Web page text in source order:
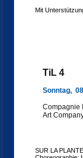
Mit
TiL 4
Sonntag,
Compagnie
Art
SUR LA